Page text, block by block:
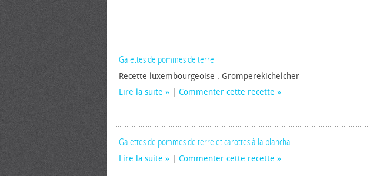
Galettes de pommes de terre
Recette luxembourgeoise : Gromperekichelcher
Lire la suite
Commenter cette recette
Galettes de pommes de terre et carottes à la plancha
Lire la suite Commenter cette recette